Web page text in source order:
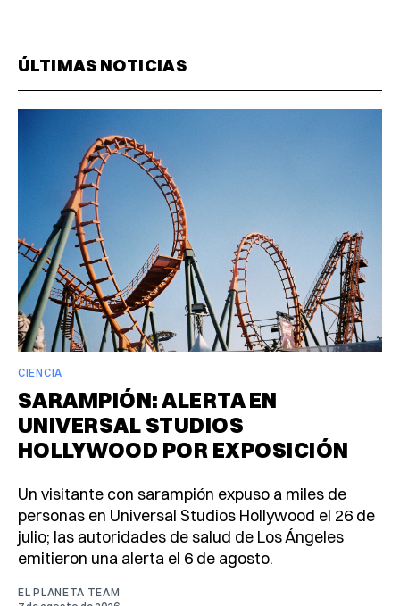
ÚLTIMAS NOTICIAS
CIENCIA
SARAMPIÓN: ALERTA EN
UNIVERSAL STUDIOS
HOLLYWOOD POR EXPOSICIÓN
Un visitante con sarampión expuso a miles de
personas en Universal Studios Hollywood el 26 de
julio; las autoridades de salud de Los Ángeles
emitieron una alerta el 6 de agosto.
EL PLANETA TEAM